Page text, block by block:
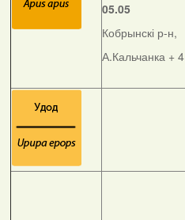
05.05
Кобрынскі р-н,
А.Кальчанка + 4